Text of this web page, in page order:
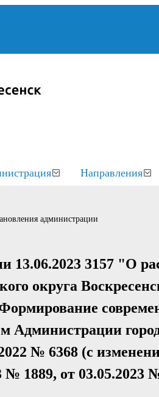
Направления
администрации
13.06.2023 3157 "О
округа
Администрации
№ 6368 (с
№ 1889, от 03.05.2023